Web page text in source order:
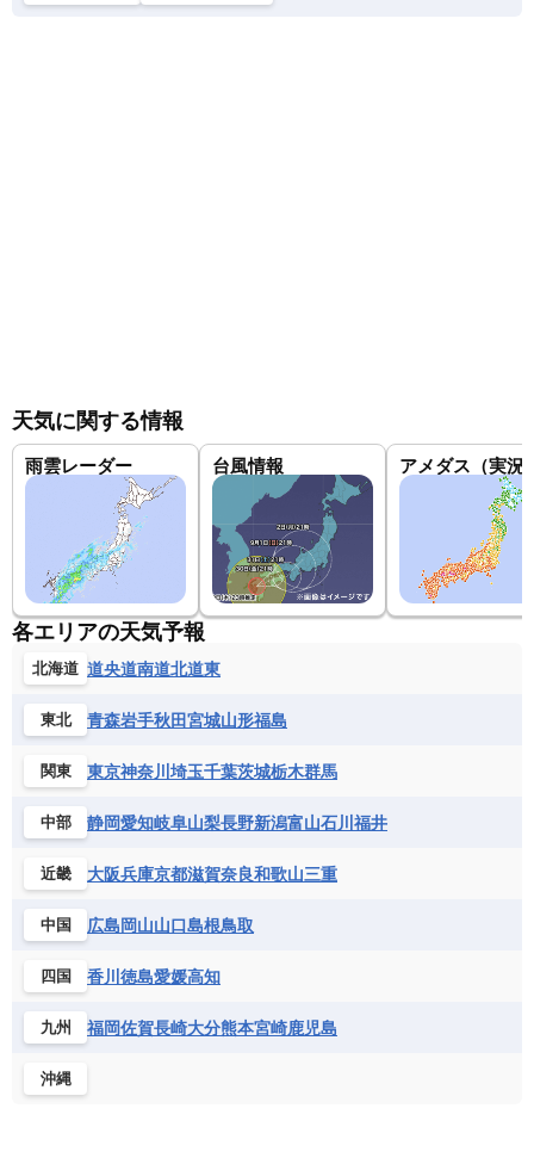
天気に関する情報
雨雲レーダー 台風情報 アメダス（実況
各エリアの天気予報
北海道 道央道南道北道東
東北 青森岩手秋田宮城山形福島
関東 東京神奈川 埼玉千葉茨城栃木群馬
中部 静岡愛知岐阜山梨長野新潟富山石川 福井
近畿 大阪兵庫京都滋賀奈良和歌山三重
中国 広島岡山山口島根鳥取
四国 香川 徳島愛媛高知
九州 福岡佐賀長崎大分熊本宮崎鹿児島
沖縄